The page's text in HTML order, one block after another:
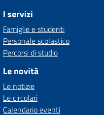
I servizi
Famiglie e studenti
Personale scolastico
Percorsi di studio
Le novità
Le notizie
Le circolari
Calendario eventi